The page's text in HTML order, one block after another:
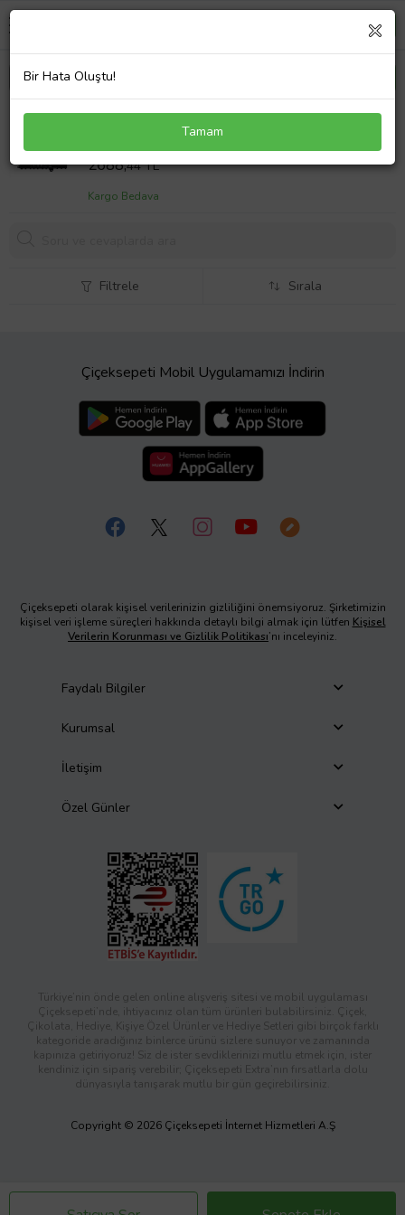
Asus VivoBook E14 E402NA Uyumlu Laptop
Batarya Pil - (Ver.1) (Çok Renkli)
Sepet Fiyatı
2688,44 TL
Kargo Bedava
Filtrele Sırala
Çiçeksepeti Mobil Uygulamamızı İndirin
Çiçeksepeti olarak kişisel verilerinizin gizliliğini önemsiyoruz. Şirketimizin
kişisel veri işleme süreçleri hakkında detaylı bilgi almak için lütfen Kişisel
Verilerin Korunması ve Gizlilik Politikası’nı inceleyiniz.
Faydalı Bilgiler
Kurumsal
İletişim
Özel Günler
Türkiye’nin önde gelen online alışveriş sitesi ve mobil uygulaması
Çiçeksepeti’nde, ihtiyacınız olan tüm ürünleri bulabilirsiniz. Çiçek,
Çikolata, Hediye, Kişiye Özel Ürünler ve Hediye Setleri gibi birçok farklı
kategoride aradığınız binlerce ürünü sizlere sunuyor ve zamanında
kapınıza getiriyoruz! Siz de ister sevdiklerinizi mutlu etmek için, ister
kendiniz için sipariş verebilir; Çiçeksepeti Extra’nın fırsatlarla dolu
dünyasıyla tanışarak mutlu bir gün geçirebilirsiniz.
Copyright © 2026 Çiçeksepeti İnternet Hizmetleri A.Ş
Bir Hata Oluştu!
Tamam